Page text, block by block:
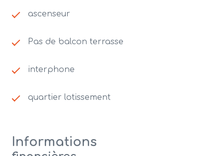
ascenseur
Pas de balcon terrasse
interphone
quartier lotissement
Informations